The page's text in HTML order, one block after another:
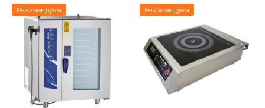
Рекомендуем Рекомендуем